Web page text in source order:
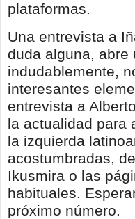
plataformas.
Una entrevista a
duda alguna, abre
indudablemente,
interesantes
entrevista a
la actualidad para
la izquierda
acostumbradas,
Ikusmira o las
habituales.
próximo número.